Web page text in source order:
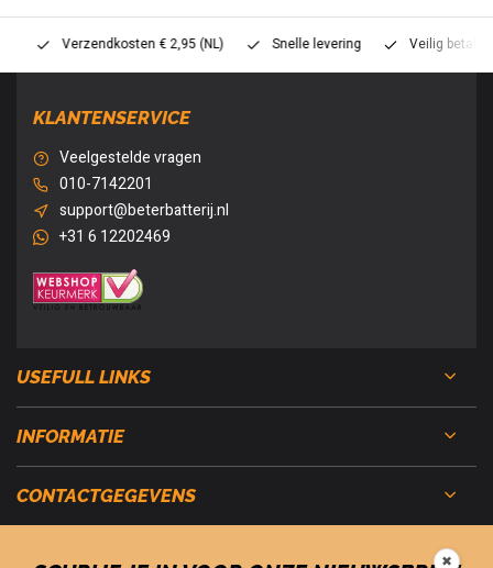
Verzendkosten € 2,95 (NL) Snelle levering Veilig betalen
KLANTENSERVICE
Veelgestelde vragen
010-7142201
support@beterbatterij.nl
+31 6 12202469
USEFULL LINKS
INFORMATIE
CONTACTGEGEVENS
✖